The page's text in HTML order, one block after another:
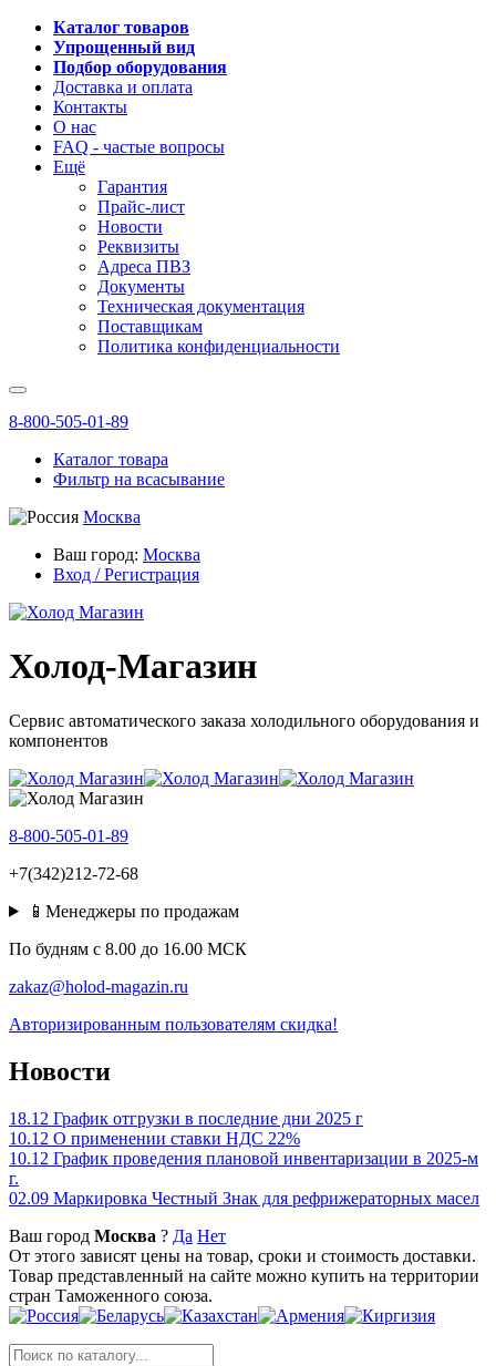
Каталог товаров
Упрощенный вид
Подбор оборудования
Доставка и оплата
Контакты
О нас
FAQ - частые вопросы
Ещё
Гарантия
Прайс-лист
Новости
Реквизиты
Адреса ПВЗ
Документы
Техническая документация
Поставщикам
Политика конфиденциальности
8-800-505-01-89
Каталог товара
Фильтр на всасывание
Москва
Ваш город: Москва
Вход / Регистрация
Холод-Магазин
Сервис автоматического заказа холодильного оборудования и
компонентов
8-800-505-01-89
+7(342)212-72-68
📱Менеджеры по продажам
По будням c 8.00 до 16.00 МСК
zakaz@holod-magazin.ru
Авторизированным пользователям скидка!
Новости
18.12 График отгрузки в последние дни 2025 г
10.12 О применении ставки НДС 22%
10.12 График проведения плановой инвентаризации в 2025-м
г.
02.09 Маркировка Честный Знак для рефрижераторных масел
Ваш город Москва ? Да Нет
От этого зависят цены на товар, сроки и стоимость доставки.
Товар представленный на сайте можно купить на территории
стран Таможенного союза.